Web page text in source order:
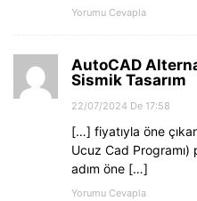
Yorumu Cevapla
AutoCAD
Sismik Tasarım
22/07/2024 De 17:58
[…] fiyatıyla öne
Ucuz Cad
adım öne […]
Yorumu Cevapla